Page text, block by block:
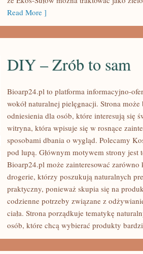
Read More ]
ZRÓB
SAM
DIY – Zrób to sam
Bioarp24.pl to platforma informacyjno-
wokół naturalnej pielęgnacji. Strona
odniesienia dla osób, które interesują się
witryna, która wpisuje się w rosnące
sposobami dbania o wygląd. Polecamy
pod lupą. Głównym motywem strony jest
Bioarp24.pl może zainteresować
drogerie, którzy poszukują naturalnych
praktyczny, ponieważ skupia się na
codzienne potrzeby związane z
ciała. Strona porządkuje tematykę
osób, które chcą wybierać produkty